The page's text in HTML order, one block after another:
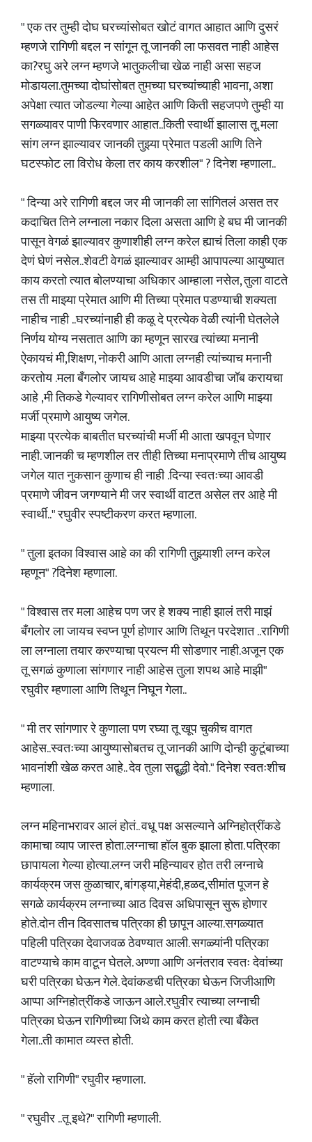
" एक तर तुम्ही दोघ घरच्यांसोबत खोटं वागत आहात आणि दुसरं
म्हणजे रागिणी बद्दल न सांगून तू जानकी ला फसवत नाही आहेस
का?रघु अरे लग्न म्हणजे भातुकलीचा खेळ नाही असा सहज
मोडायला.तुमच्या दोघांसोबत तुमच्या घरच्यांच्याही भावना, अशा
अपेक्षा त्यात जोडल्या गेल्या आहेत आणि किती सहजपणे तुम्ही या
सगळ्यावर पाणी फिरवणार आहात..किती स्वार्थी झालास तू. मला
सांग लग्न झाल्यावर जानकी तुझ्या प्रेमात पडली आणि तिने
घटस्फोट ला विरोध केला तर काय करशील" ? दिनेश म्हणाला..
" दिन्या अरे रागिणी बद्दल जर मी जानकी ला सांगितलं असत तर
कदाचित तिने लग्नाला नकार दिला असता आणि हे बघ मी जानकी
पासून वेगळं झाल्यावर कुणाशीही लग्न करेल ह्याचं तिला काही एक
देणं घेणं नसेल..शेवटी वेगळं झाल्यावर आम्ही आपापल्या आयुष्यात
काय करतो त्यात बोलण्याचा अधिकार आम्हाला नसेल, तुला वाटते
तस ती माझ्या प्रेमात आणि मी तिच्या प्रेमात पडण्याची शक्यता
नाहीच नाही ..घरच्यांनाही ही कळू दे प्रत्येक वेळी त्यांनी घेतलेले
निर्णय योग्य नसतात आणि का म्हणून सारख त्यांच्या मनानी
ऐकायचं मी,शिक्षण, नोकरी आणि आता लग्नही त्यांच्याच मनानी
करतोय .मला बँगलोर जायच आहे माझ्या आवडीचा जॉब करायचा
आहे ,मी तिकडे गेल्यावर रागिणीसोबत लग्न करेल आणि माझ्या
मर्जी प्रमाणे आयुष्य जगेल.
माझ्या प्रत्येक बाबतीत घरच्यांची मर्जी मी आता खपवून घेणार
नाही. जानकी च म्हणशील तर तीही तिच्या मनाप्रमाणे तीच आयुष्य
जगेल यात नुकसान कुणाच ही नाही .दिन्या स्वतःच्या आवडी
प्रमाणे जीवन जगण्याने मी जर स्वार्थी वाटत असेल तर आहे मी
स्वार्थी.." रघुवीर स्पष्टीकरण करत म्हणाला.
" तुला इतका विश्वास आहे का की रागिणी तुझ्याशी लग्न करेल
म्हणून" ?दिनेश म्हणाला.
" विश्वास तर मला आहेच पण जर हे शक्य नाही झालं तरी माझं
बँगलोर ला जायच स्वप्न पूर्ण होणार आणि तिथून परदेशात ..रागिणी
ला लग्नाला तयार करण्याचा प्रयत्न मी सोडणार नाही.अजून एक
तू सगळं कुणाला सांगणार नाही आहेस तुला शपथ आहे माझी"
रघुवीर म्हणाला आणि तिथून निघून गेला..
" मी तर सांगणार रे कुणाला पण रघ्या तू खूप चुकीच वागत
आहेस..स्वतःच्या आयुष्यासोबतच तू जानकी आणि दोन्ही कुटूंबाच्या
भावनांशी खेळ करत आहे.. देव तुला सद्बुद्धी देवो." दिनेश स्वतःशीच
म्हणाला.
लग्न महिनाभरावर आलं होतं.. वधू पक्ष असल्याने अग्निहोत्रींकडे
कामाचा व्याप जास्त होता.लग्नाचा हॉल बुक झाला होता. पत्रिका
छापायला गेल्या होत्या.लग्न जरी महिन्यावर होत तरी लग्नाचे
कार्यक्रम जस कुळाचार, बांगड्या,मेहंदी,हळद,सीमांत पूजन हे
सगळे कार्यक्रम लग्नाच्या आठ दिवस अधिपासून सुरू होणार
होते.दोन तीन दिवसातच पत्रिका ही छापून आल्या.सगळ्यात
पहिली पत्रिका देवाजवळ ठेवण्यात आली. सगळ्यांनी पत्रिका
वाटण्याचे काम वाटून घेतले. अण्णा आणि अनंतराव स्वतः देवांच्या
घरी पत्रिका घेऊन गेले. देवांकडची पत्रिका घेऊन जिजीआणि
आप्पा अग्निहोत्रींकडे जाऊन आले.रघुवीर त्याच्या लग्नाची
पत्रिका घेऊन रागिणीच्या जिथे काम करत होती त्या बँकेत
गेला..ती कामात व्यस्त होती.
" हॅलो रागिणी" रघुवीर म्हणाला.
" रघुवीर ..तू इथे?" रागिणी म्हणाली.